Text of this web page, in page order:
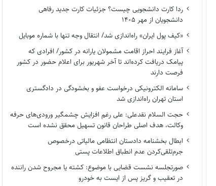
ردا کارت دانشجویی چیست؟ جزئیات کارت جدید رفاهی
دانشجویان از مهر ۱۴۰۵
«کیف پول ایران» راه‌اندازی شد/ انتقال وجه تنها با شماره موبایل
آغاز فرایند احراز اقامت مشمولان یارانه در کشور/ افرادی که
پیامک دریافت کرده‌اند تا آخر شهریور برای اعلام حضور در کشور
فرصت دارند
سامانه الکترونیکی درخواست عفو و بخشودگی در دادگستری
استان تهران راه‌اندازی شد
حجت السلام نقدعلی: علی رغم افزایش چشمگیر ورودی‌های حرفه
وکالت، هدف اصلی طراحان قانون تسهیل محقق نشده است
ابطال بخشنامه دادستان انتظامی مالیاتی درخصوص
جرم‌تلقی‌کردن عدم انطباق اطلاعات پستی
صورتجلسه نشست قضایی با موضوع: کشته یا مجروح شدن راننده
در تعقیب و گریز پس از ایست به خودرو